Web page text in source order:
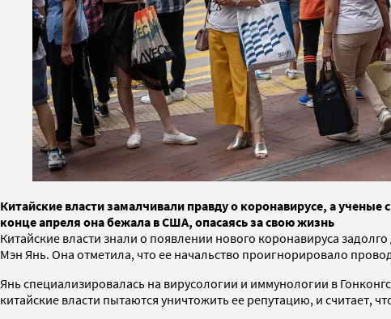
Китайские власти замалчивали правду о коронавирусе, а
конце апреля она бежала в США, опасаясь за свою жизнь
Китайские власти знали о появлении нового коронавируса
Мэн Янь. Она отметила, что ее начальство проигнорировало
Янь специализировалась на вирусологии и иммунологии в
китайские власти пытаются уничтожить ее репутацию, и считает,